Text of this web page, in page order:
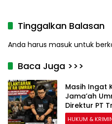
Tinggalkan Balasan
Anda harus masuk untuk
Baca Juga >>>
Masih Ingat
Jama’ah
Direktur PT
HUKUM &